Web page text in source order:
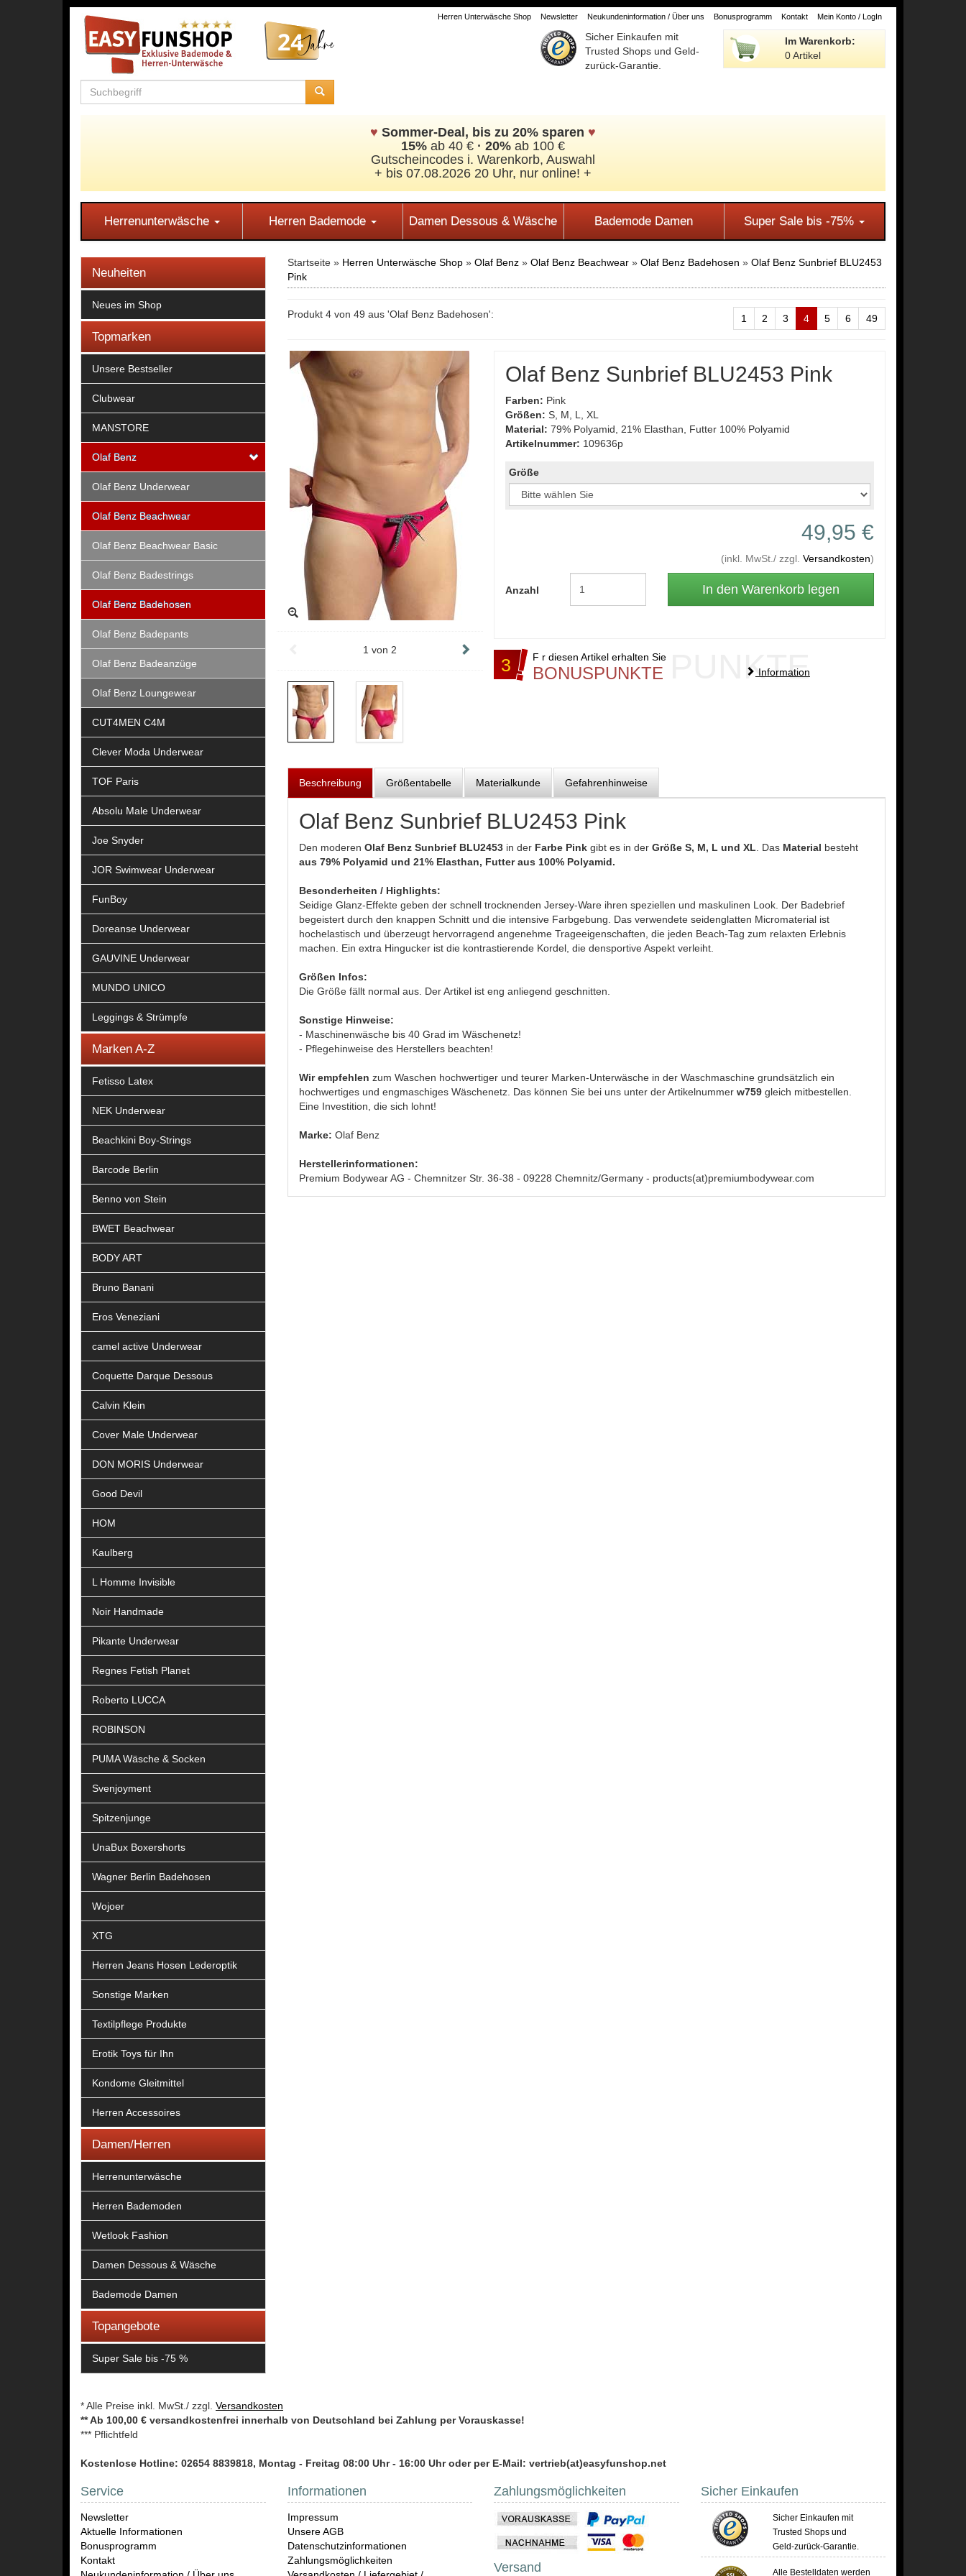
Herren Unterwäsche Shop Newsletter Neukundeninformation / Über uns Bonusprogramm Kontakt Mein Konto / LogIn
Sicher Einkaufen mit
Trusted Shops und Geld-
zurück-Garantie.
Im Warenkorb:
0 Artikel
♥ Sommer-Deal, bis zu 20% sparen ♥
15% ab 40 € · 20% ab 100 €
Gutscheincodes i. Warenkorb, Auswahl
+ bis 07.08.2026 20 Uhr, nur online! +
Herrenunterwäsche Herren Bademode Damen Dessous & Wäsche Bademode Damen Super Sale bis -75%
Neuheiten
Neues im Shop
Topmarken
Unsere Bestseller
Clubwear
MANSTORE
Olaf Benz
Olaf Benz Underwear
Olaf Benz Beachwear
Olaf Benz Beachwear Basic
Olaf Benz Badestrings
Olaf Benz Badehosen
Olaf Benz Badepants
Olaf Benz Badeanzüge
Olaf Benz Loungewear
CUT4MEN C4M
Clever Moda Underwear
TOF Paris
Absolu Male Underwear
Joe Snyder
JOR Swimwear Underwear
FunBoy
Doreanse Underwear
GAUVINE Underwear
MUNDO UNICO
Leggings & Strümpfe
Marken A-Z
Fetisso Latex
NEK Underwear
Beachkini Boy-Strings
Barcode Berlin
Benno von Stein
BWET Beachwear
BODY ART
Bruno Banani
Eros Veneziani
camel active Underwear
Coquette Darque Dessous
Calvin Klein
Cover Male Underwear
DON MORIS Underwear
Good Devil
HOM
Kaulberg
L Homme Invisible
Noir Handmade
Pikante Underwear
Regnes Fetish Planet
Roberto LUCCA
ROBINSON
PUMA Wäsche & Socken
Svenjoyment
Spitzenjunge
UnaBux Boxershorts
Wagner Berlin Badehosen
Wojoer
XTG
Herren Jeans Hosen Lederoptik
Sonstige Marken
Textilpflege Produkte
Erotik Toys für Ihn
Kondome Gleitmittel
Herren Accessoires
Damen/Herren
Herrenunterwäsche
Herren Bademoden
Wetlook Fashion
Damen Dessous & Wäsche
Bademode Damen
Topangebote
Super Sale bis -75 %
Startseite » Herren Unterwäsche Shop » Olaf Benz» Olaf Benz Beachwear» Olaf Benz Badehosen » Olaf Benz Sunbrief BLU2453
Pink
Produkt 4 von 49 aus 'Olaf Benz Badehosen': 1 2 3 4 5 6 49
1 von 2
Olaf Benz Sunbrief BLU2453 Pink
Farben: Pink
Größen: S, M, L, XL
Material: 79% Polyamid, 21% Elasthan, Futter 100% Polyamid
Artikelnummer: 109636p
Größe
49,95 €
(inkl. MwSt./ zzgl. Versandkosten)
Anzahl
3 F r diesen Artikel erhalten Sie
BONUSPUNKTE PUNKTE
Information
Beschreibung Größentabelle Materialkunde Gefahrenhinweise
Olaf Benz Sunbrief BLU2453 Pink
Den moderen Olaf Benz Sunbrief BLU2453in der Farbe Pink gibt es in der Größe S, M, L und XL . Das Material besteht
aus 79% Polyamid und 21% Elasthan, Futter aus 100% Polyamid.
Besonderheiten / Highlights:
Seidige Glanz-Effekte geben der schnell trocknenden Jersey-Ware ihren speziellen und maskulinen Look. Der Badebrief
begeistert durch den knappen Schnitt und die intensive Farbgebung. Das verwendete seidenglatten Micromaterial ist
hochelastisch und überzeugt hervorragend angenehme Trageeigenschaften, die jeden Beach-Tag zum relaxten Erlebnis
machen. Ein extra Hingucker ist die kontrastierende Kordel, die densportive Aspekt verleiht.
Größen Infos:
Die Größe fällt normal aus. Der Artikel ist eng anliegend geschnitten.
Sonstige Hinweise:
- Maschinenwäsche bis 40 Grad im Wäschenetz!
- Pflegehinweise des Herstellers beachten!
Wir empfehlen zum Waschen hochwertiger und teurer Marken-Unterwäsche in der Waschmaschine grundsätzlich ein
hochwertiges und engmaschiges Wäschenetz. Das können Sie bei uns unter der Artikelnummer w759gleich mitbestellen.
Eine Investition, die sich lohnt!
Marke: Olaf Benz
Herstellerinformationen:
Premium Bodywear AG - Chemnitzer Str. 36-38 - 09228 Chemnitz/Germany - products(at)premiumbodywear.com
* Alle Preise inkl. MwSt./ zzgl. Versandkosten
** Ab 100,00 € versandkostenfrei innerhalb von Deutschland bei Zahlung per Vorauskasse!
*** Pflichtfeld
Kostenlose Hotline: 02654 8839818, Montag - Freitag 08:00 Uhr - 16:00 Uhr oder per E-Mail: vertrieb(at)easyfunshop.net
Service
Newsletter
Aktuelle Informationen
Bonusprogramm
Kontakt
Informationen
Impressum
Unsere AGB
Datenschutzinformationen
Zahlungsmöglichkeiten
Zahlungsmöglichkeiten
Versand
Sicher Einkaufen
Sicher Einkaufen mit
Trusted Shops und
Geld-zurück-Garantie.
Alle Bestelldaten werden